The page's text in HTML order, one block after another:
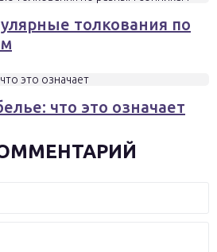
толкования по
что это означает